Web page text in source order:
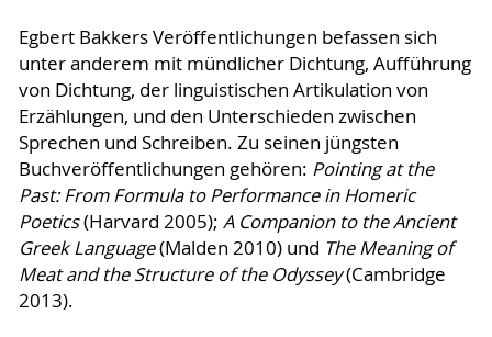
Egbert Bakkers Veröffentlichungen befassen sich
unter anderem mit mündlicher Dichtung, Aufführung
von Dichtung, der linguistischen Artikulation von
Erzählungen, und den Unterschieden zwischen
Sprechen und Schreiben. Zu seinen jüngsten
Buchveröffentlichungen gehören: Pointing at the
Past: From Formula to Performance in Homeric
Poetics(Harvard 2005); A Companion to the Ancient
Greek Language(Malden 2010) und The Meaning of
Meat and the Structure of the Odyssey(Cambridge
2013).